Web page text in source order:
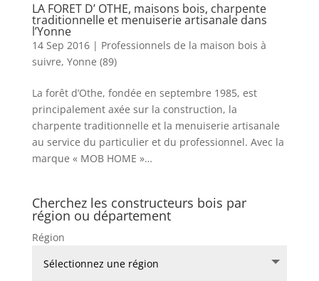
LA FORET D’ OTHE, maisons bois, charpente
traditionnelle et menuiserie artisanale dans
l’Yonne
14 Sep 2016| Professionnels de la maison bois à
suivre, Yonne (89)
La forêt d’Othe, fondée en septembre 1985, est
principalement axée sur la construction, la
charpente traditionnelle et la menuiserie artisanale
au service du particulier et du professionnel. Avec la
marque « MOB HOME »…
Cherchez les constructeurs bois par
région ou département
Région